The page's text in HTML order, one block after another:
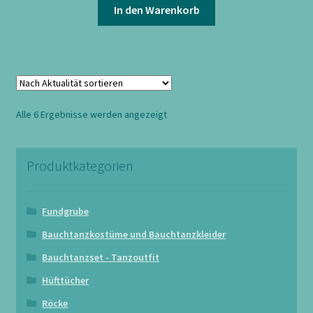
In den Warenkorb
Alle 6 Ergebnisse werden angezeigtNach
Produktkategorien
Fundgrube
Bauchtanzkostüme und Bauchtanzkleider
Bauchtanzset - Tanzoutfit
Hüfttücher
Röcke